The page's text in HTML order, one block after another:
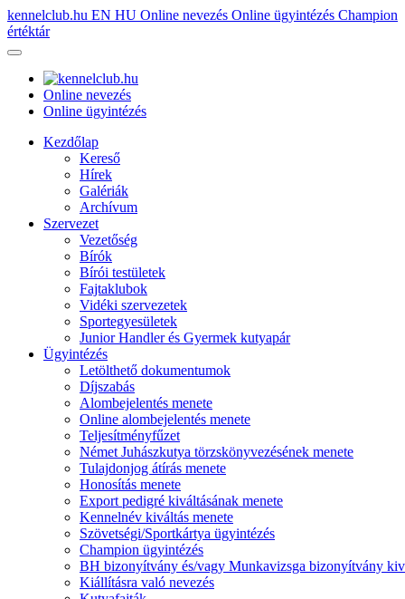
kennelclub.hu EN HU Online nevezés Online ügyintézés Champion
értéktár
Online nevezés
Online ügyintézés
Kezdőlap
Kereső
Hírek
Galériák
Archívum
Szervezet
Vezetőség
Bírók
Bírói testületek
Fajtaklubok
Vidéki szervezetek
Sportegyesületek
Junior Handler és Gyermek kutyapár
Ügyintézés
Letölthető dokumentumok
Díjszabás
Alombejelentés menete
Online alombejelentés menete
Teljesítményfűzet
Német Juhászkutya törzskönyvezésének menete
Tulajdonjog átírás menete
Honosítás menete
Export pedigré kiváltásának menete
Kennelnév kiváltás menete
Szövetségi/Sportkártya ügyintézés
Champion ügyintézés
BH bizonyítvány és/vagy Munkavizsga bizonyítvány
Kiállításra való nevezés